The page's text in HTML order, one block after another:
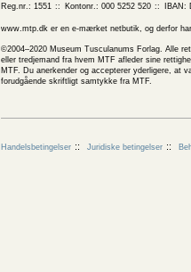
Reg.nr.: 1551
Kontonr.: 000 5252 520 IBAN:
www.mtp.dk er en e-mærket netbutik, og derfor
©2004–2020 Museum Tusculanums Forlag. Alle
eller tredjemand fra hvem MTF afleder sine
MTF. Du anerkender og accepterer yderligere, at
forudgående skriftligt samtykke fra MTF.
Handelsbetingelser Juridiske betingelser